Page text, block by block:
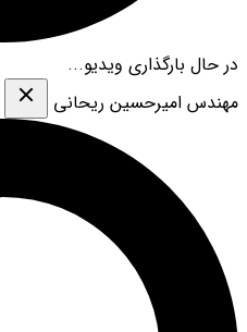
در حال بارگذاری ویدیو...
مهندس امیرحسین ریحانی